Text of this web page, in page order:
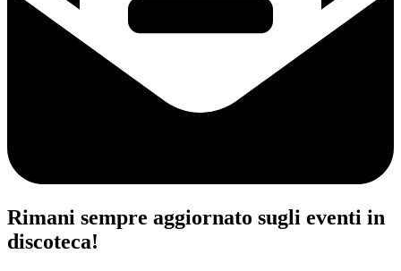
Rimani sempre aggiornato sugli eventi in
discoteca!